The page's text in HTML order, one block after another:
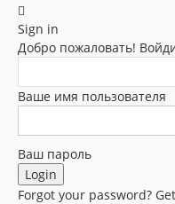
Sign in
Добро пожаловать!
Ваше имя пользователя
Ваш пароль
Forgot your password?